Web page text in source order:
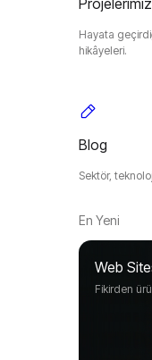
Hayata
hikâyeleri.
Blog
Sektör,
En Yeni
Web
Fikirden